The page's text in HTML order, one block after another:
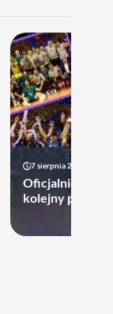
7 sierpnia 2026 14:18
Oficjalnie!
kolejny